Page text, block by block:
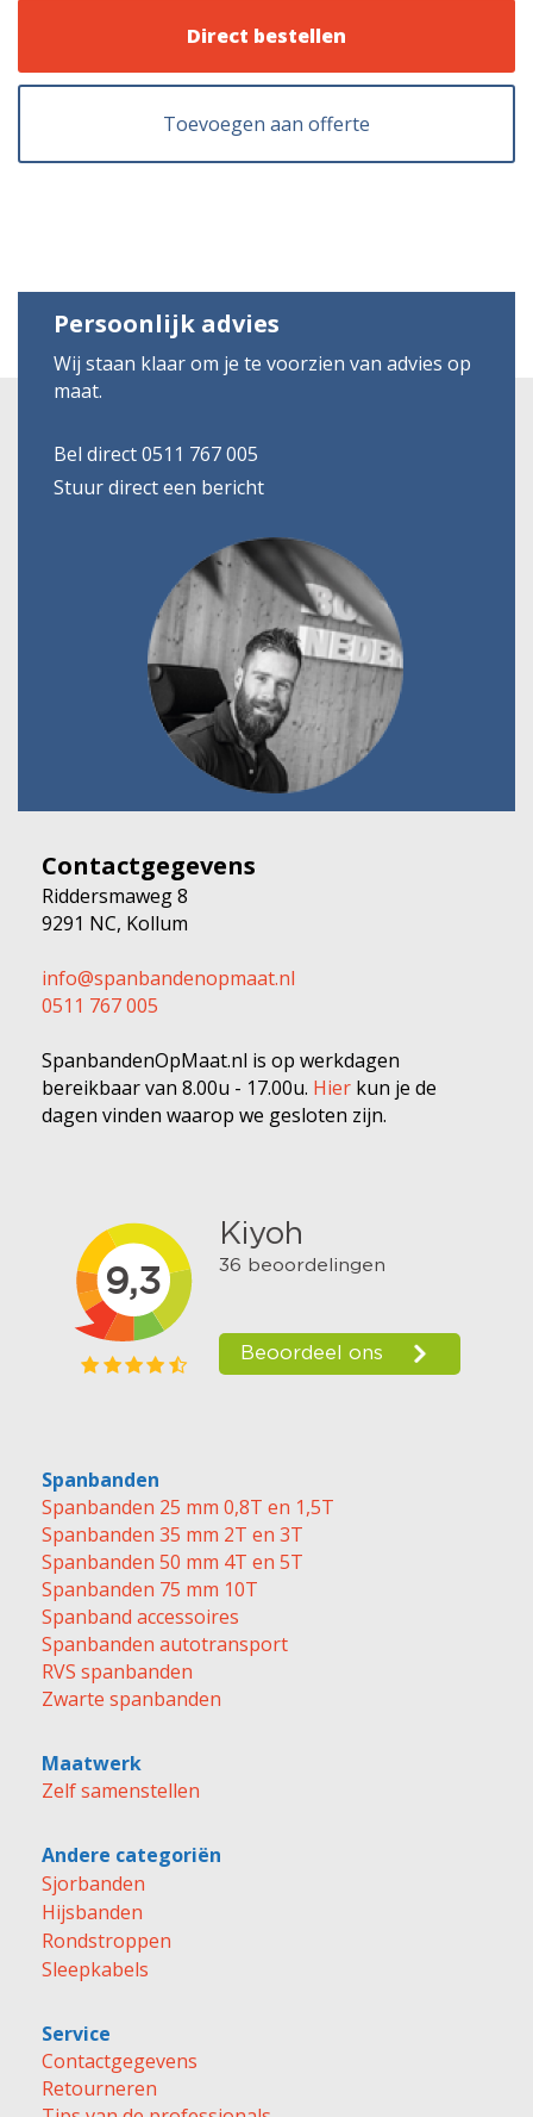
Direct bestellen
Toevoegen aan offerte
Persoonlijk advies
Wij staan klaar om je te voorzien van advies op
maat.
Bel direct 0511 767 005
Stuur direct een bericht
Contactgegevens
Riddersmaweg 8
9291 NC, Kollum
info@spanbandenopmaat.nl
0511 767 005
SpanbandenOpMaat.nl is op werkdagen
bereikbaar van 8.00u - 17.00u. Hier kun je de
dagen vinden waarop we gesloten zijn.
Spanbanden
Spanbanden 25 mm 0,8T en 1,5T
Spanbanden 35 mm 2T en 3T
Spanbanden 50 mm 4T en 5T
Spanbanden 75 mm 10T
Spanband accessoires
Spanbanden autotransport
RVS spanbanden
Zwarte spanbanden
Maatwerk
Zelf samenstellen
Andere categoriën
Sjorbanden
Hijsbanden
Rondstroppen
Sleepkabels
Service
Contactgegevens
Retourneren